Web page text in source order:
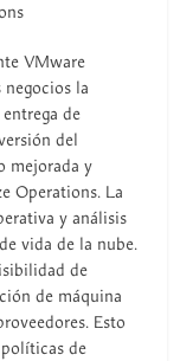
VMware
la
de
del
mejorada y
Operations. La
y análisis
vida de la nube.
de
de máquina
Esto
de